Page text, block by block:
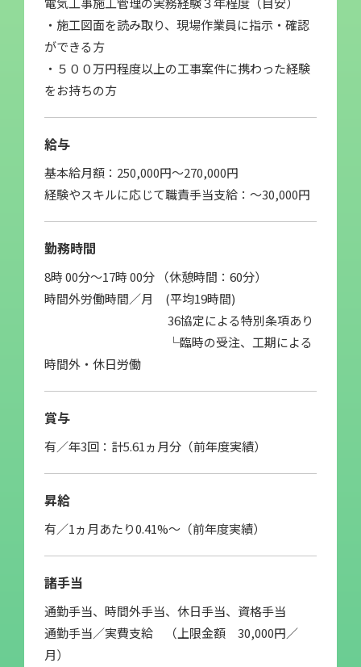
・施工図面を読み取り、現場作業員に指示・確認
ができる方
・５００万円程度以上の工事案件に携わった経験
をお持ちの方
給与
基本給月額：250,000円〜270,000円
経験やスキルに応じて職責手当支給：～30,000円
勤務時間
8時 00分〜17時 00分 （休憩時間：60分）
時間外労働時間／月 (平均19時間)
36協定による特別条項あり
└臨時の受注、工期による
時間外・休日労働
賞与
有／年3回：計5.61ヵ月分（前年度実績）
昇給
有／1ヵ月あたり0.41%～（前年度実績）
諸手当
通勤手当、時間外手当、休日手当、資格手当
通勤手当／実費支給 （上限金額 30,000円／
月）